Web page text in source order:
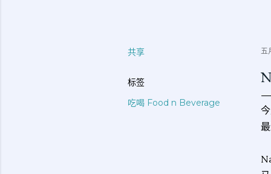
共享
标签
吃喝 Food n Beverage
五